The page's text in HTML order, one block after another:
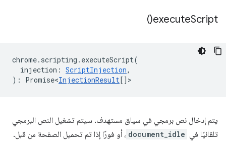
executeScript(
)
chrome. scripting . executeScript(
injection : ScriptInjection,
) : Promise<InjectionResult[] >
يتم إدخال نص برمجي في سياق مستهدف. سيتم تشغيل النص البرمجي
تلقائيًا في document_idle ، أو فورًا إذا تم تحميل الصفحة من قبل.